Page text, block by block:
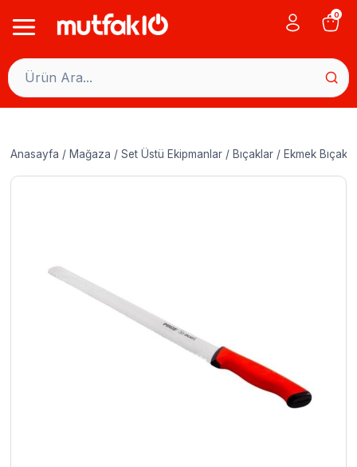
0
Anasayfa / Mağaza / Set Üstü Ekipmanlar / Bıçaklar / Ekmek